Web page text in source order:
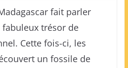
fait parler
fabuleux trésor de
Cette fois-ci, les
un fossile de